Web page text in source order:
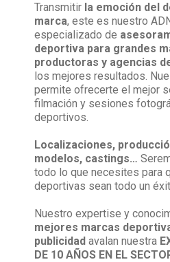
Transmitir la emoción del
marca, este es nuestro
especializado de
deportiva para grandes
productoras y agencias
los mejores resultados.
permite ofrecerte el mejor
filmación y sesiones
deportivos.
Localizaciones,
modelos, castings…
todo lo que necesites para
deportivas sean todo un
Nuestro expertise y
mejores marcas
publicidad avalan nuestra
DE 10 AÑOS EN EL